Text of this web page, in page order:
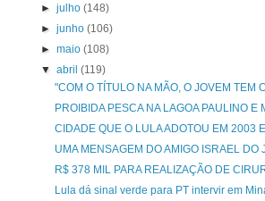
►julho(148)
►junho(106)
►maio(108)
▼abril(119)
"COM O TÍTULO NA MÃO, O JOVEM TEM
PROIBIDA PESCA NA LAGOA PAULINO E
CIDADE QUE O LULA ADOTOU EM 2003
UMA MENSAGEM DO AMIGO ISRAEL DO
R$ 378 MIL PARA REALIZAÇÃO DE
Lula dá sinal verde para PT intervir em